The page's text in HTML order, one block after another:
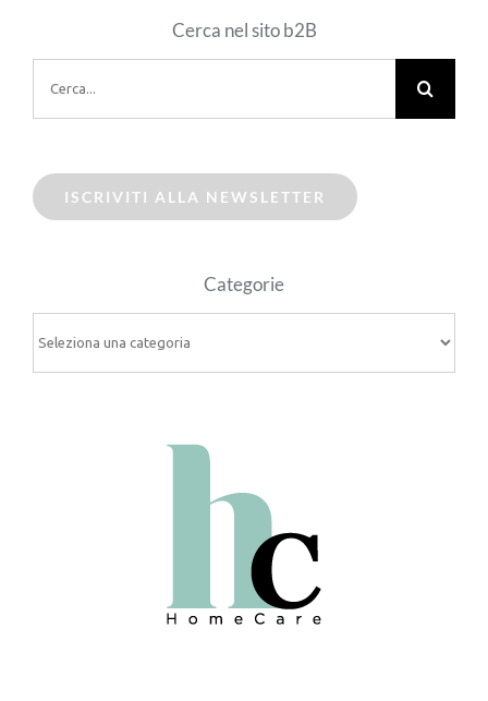
Cerca nel sito b2B
per:
ISCRIVITI ALLA NEWSLETTER
Categorie